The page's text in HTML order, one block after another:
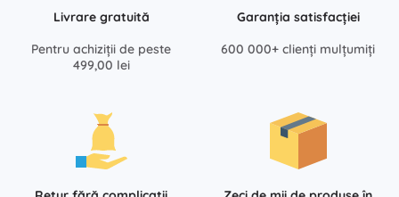
Livrare gratuită
Pentru achiziții de peste
499,00 lei
Garanția satisfacției
600 000+ clienți mulțumiți